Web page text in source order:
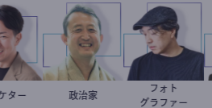
室谷良平
ーケター 小坂英二
政治家 別所隆弘
フォト
グラファー